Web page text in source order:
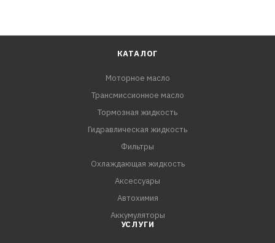
КАТАЛОГ
Моторное масло
Трансмиссионное масло
Тормозная жидкость
Гидравлическая жидкость
Фильтры
Охлаждающая жидкость
Аксессуары
Автохимия
Аккумуляторы
УСЛУГИ